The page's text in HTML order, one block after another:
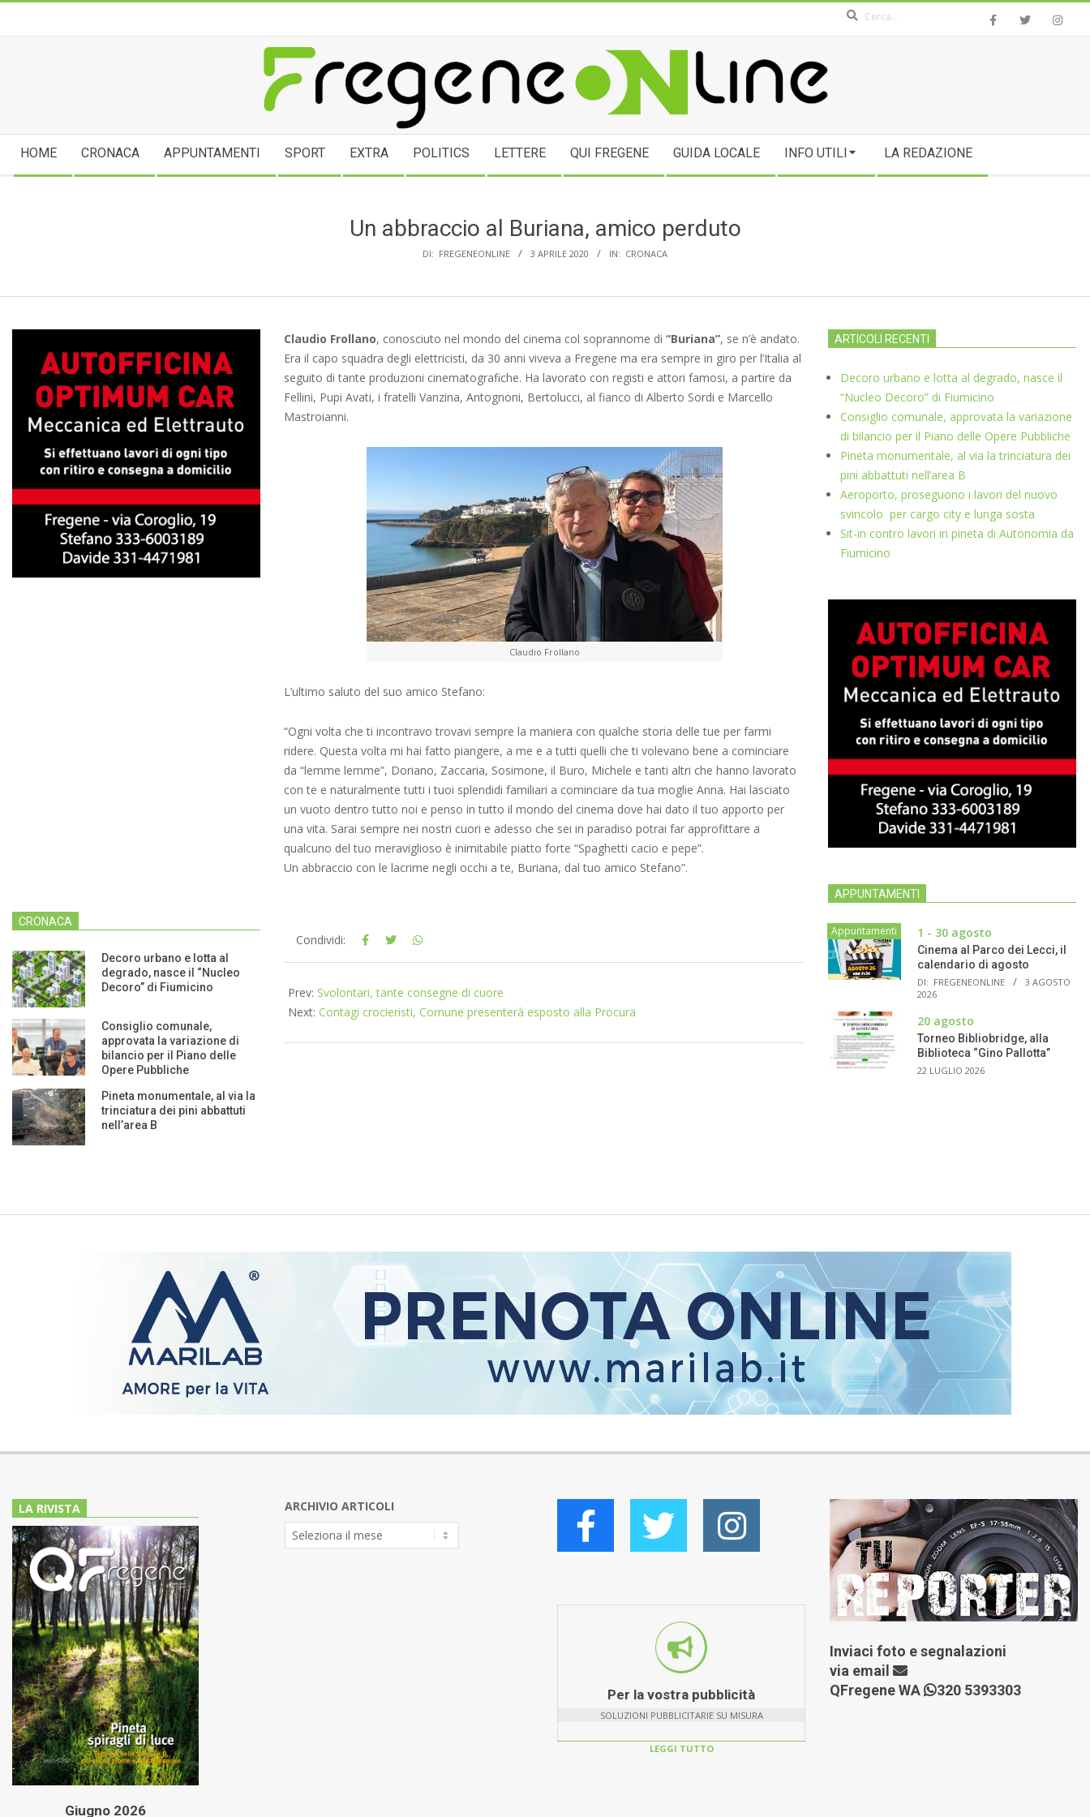
FREGENEONLINE.COM
Navigation
Menu
HOME CRONACA APPUNTAMENTI SPORT EXTRA POLITICS LETTERE QUI FREGENE GUIDA LOCALE INFO UTILI LA REDAZIONE
Un abbraccio al Buriana, amico perduto
DI: FREGENEONLINE 3 APRILE 2020 IN: CRONACA
Claudio Frollano, conosciuto nel mondo del cinema col soprannome di “Buriana”, se n’è andato.
Era il capo squadra degli elettricisti, da 30 anni viveva a Fregene ma era sempre in giro per l’Italia al
seguito di tante produzioni cinematografiche. Ha lavorato con registi e attori famosi, a partire da
Fellini, Pupi Avati, i fratelli Vanzina, Antognoni, Bertolucci, al fianco di Alberto Sordi e Marcello
Mastroianni.
Claudio Frollano
L’ultimo saluto del suo amico Stefano:
“Ogni volta che ti incontravo trovavi sempre la maniera con qualche storia delle tue per farmi
ridere. Questa volta mi hai fatto piangere, a me e a tutti quelli che ti volevano bene a cominciare
da “lemme lemme”, Doriano, Zaccaria, Sosimone, il Buro, Michele e tanti altri che hanno lavorato
con te e naturalmente tutti i tuoi splendidi familiari a cominciare da tua moglie Anna. Hai lasciato
un vuoto dentro tutto noi e penso in tutto il mondo del cinema dove hai dato il tuo apporto per
una vita. Sarai sempre nei nostri cuori e adesso che sei in paradiso potrai far approfittare a
qualcuno del tuo meraviglioso è inimitabile piatto forte “Spaghetti cacio e pepe”.
Un abbraccio con le lacrime negli occhi a te, Buriana, dal tuo amico Stefano”.
2020-
04-
Condividi:
Prev: Svolontari, tante consegne di cuore
Next: Contagi crocieristi, Comune presenterà esposto alla Procura
CRONACA
Decoro urbano e lotta al
degrado, nasce il “Nucleo
Decoro” di Fiumicino
Consiglio comunale,
approvata la variazione di
bilancio per il Piano delle
Opere Pubbliche
Pineta monumentale, al via la
trinciatura dei pini abbattuti
nell’area B
ARTICOLI RECENTI
Decoro urbano e lotta al degrado, nasce il
“Nucleo Decoro” di Fiumicino
Consiglio comunale, approvata la variazione
di bilancio per il Piano delle Opere Pubbliche
Pineta monumentale, al via la trinciatura dei
pini abbattuti nell’area B
Aeroporto, proseguono i lavori del nuovo
svincolo per cargo city e lunga sosta
Sit-in contro lavori in pineta di Autonomia da
Fiumicino
APPUNTAMENTI
Appuntamenti 1 - 30 agosto
Cinema al Parco dei Lecci, il
calendario di agosto
DI: FREGENEONLINE
3 AGOSTO
2026
20 agosto
Torneo Bibliobridge, alla
Biblioteca “Gino Pallotta”
22 LUGLIO 2026
LA RIVISTA
Giugno 2026
ARCHIVIO ARTICOLI
Archivio
Articoli
Per la vostra pubblicità
SOLUZIONI PUBBLICITARIE SU MISURA
LEGGI TUTTO
Inviaci foto e segnalazioni
via email
QFregene WA
320 5393303